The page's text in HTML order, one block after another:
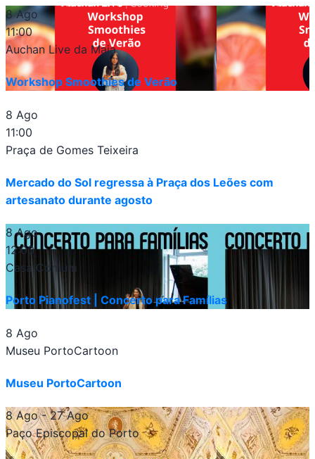
8 Ago
11:00
Auchan Live da Maia
Workshop Smoothies de Verão
8 Ago
11:00
Praça de Gomes Teixeira
Mercado do Sol regressa à Praça dos Leões com
artesanato durante agosto
8 Ago
12:00
Casa Comum
Porto Pianofest | Concerto para Famílias
8 Ago
Museu PortoCartoon
Museu PortoCartoon
8 Ago- 27 Ago
Paço Episcopal do Porto